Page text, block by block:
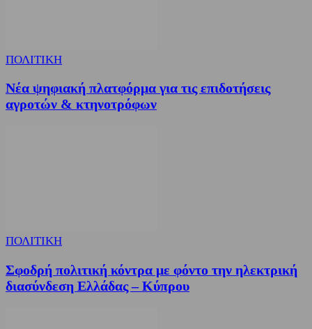
ΠΟΛΙΤΙΚΗ
Νέα ψηφιακή πλατφόρμα για τις επιδοτήσεις
αγροτών & κτηνοτρόφων
ΠΟΛΙΤΙΚΗ
Σφοδρή πολιτική κόντρα με φόντο την ηλεκτρική
διασύνδεση Ελλάδας – Κύπρου